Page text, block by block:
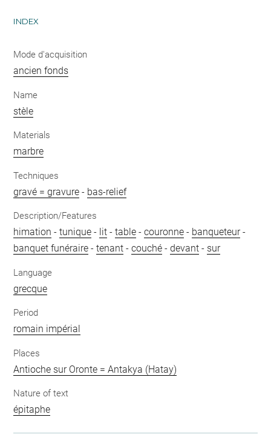
INDEX
Mode d'acquisition
ancien fonds
Name
stèle
Materials
marbre
Techniques
gravé = gravure - bas-relief
Description/Features
himation -tunique - lit -table -couronne - banqueteur-
banquet funéraire -tenant -couché -devant - sur
Language
grecque
Period
romain impérial
Places
Antioche sur Oronte = Antakya (Hatay)
Nature of text
épitaphe